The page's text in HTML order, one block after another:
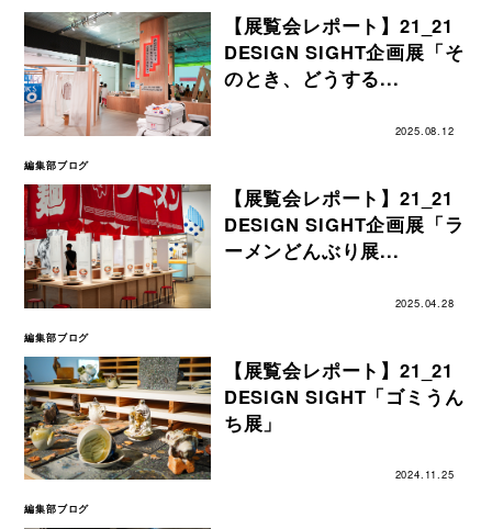
【展覧会レポート】21_21
DESIGN SIGHT企画展「そ
のとき、どうする...
2025.08.12
編集部ブログ
【展覧会レポート】21_21
DESIGN SIGHT企画展「ラ
ーメンどんぶり展...
2025.04.28
編集部ブログ
【展覧会レポート】21_21
DESIGN SIGHT「ゴミうん
ち展」
2024.11.25
編集部ブログ